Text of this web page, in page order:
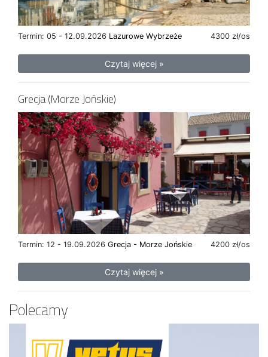
Termin: 05 - 12.09.2026 4300 zł/os
Lazurowe Wybrzeże
Czytaj więcej »
Grecja (Morze Jońskie)
Termin: 12 - 19.09.2026 4200 zł/os
Grecja - Morze Jońskie
Czytaj więcej »
Polecamy